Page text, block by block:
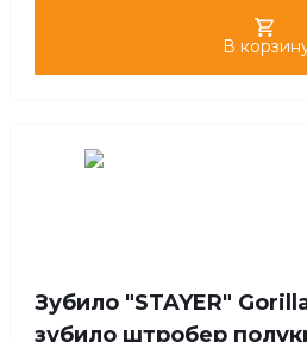
В
Зубило "STAYER"
зубило штробер